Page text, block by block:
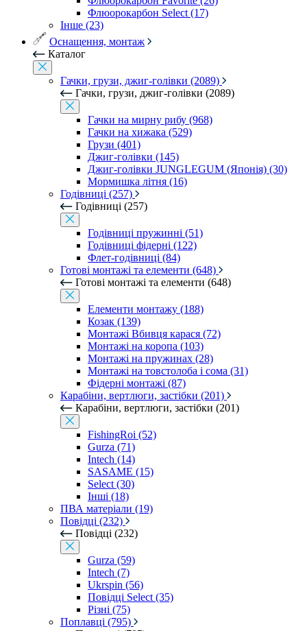
Флюорокарбон Select (17)
Інше (23)
Оснащення, монтаж
Каталог
Гачки, грузи, джиг-голівки (2089)
Гачки, грузи, джиг-голівки (2089)
Гачки на мирну рибу (968)
Гачки на хижака (529)
Грузи (401)
Джиг-голівки (145)
Джиг-голівки JUNGLEGUM (Японія) (30)
Мормишка літня (16)
Годівниці (257)
Годівниці (257)
Годівниці пружинні (51)
Годівниці фідерні (122)
Флет-годівниці (84)
Готові монтажі та елементи (648)
Готові монтажі та елементи (648)
Елементи монтажу (188)
Козак (139)
Монтажі Вбивця карася (72)
Монтажі на коропа (103)
Монтажі на пружинах (28)
Монтажі на товстолоба і сома (31)
Фідерні монтажі (87)
Карабіни, вертлюги, застібки (201)
Карабіни, вертлюги, застібки (201)
FishingRoi (52)
Gurza (71)
Intech (14)
SASAME (15)
Select (30)
Інші (18)
ПВА матеріали (19)
Повідці (232)
Повідці (232)
Gurza (59)
Intech (7)
Ukrspin (56)
Повідці Select (35)
Різні (75)
Поплавці (795)